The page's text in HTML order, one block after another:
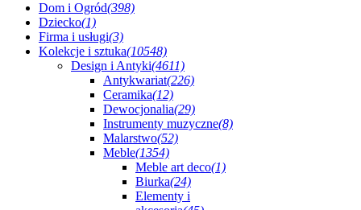
Dom i Ogród(398)
Dziecko(1)
Firma i usługi(3)
Kolekcje i sztuka(10548)
Design i Antyki(4611)
Antykwariat(226)
Ceramika(12)
Dewocjonalia(29)
Instrumenty muzyczne(8)
Malarstwo(52)
Meble(1354)
Meble art deco(1)
Biurka(24)
Elementy i